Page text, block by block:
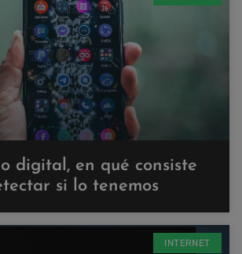
digital, en qué consiste
si lo tenemos
INTERNET